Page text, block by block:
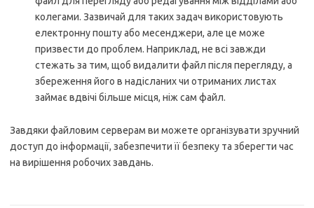
колегами. Зазвичай для таких задач використовують
електронну пошту або месенджери, але це може
призвести до проблем. Наприклад, не всі завжди
стежать за тим, щоб видалити файл після перегляду, а
збереження його в надісланих чи отриманих листах
займає вдвічі більше місця, ніж сам файл.
Завдяки файловим серверам ви можете організувати зручний
доступ до інформації, забезпечити її безпеку та зберегти час
на вирішення робочих завдань.